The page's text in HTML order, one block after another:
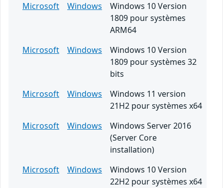
Microsoft
Windows
Windows 10 Version
1809 pour systèmes
ARM64
Microsoft
Windows
Windows 10 Version
1809 pour systèmes 32
bits
Microsoft
Windows
Windows 11 version
21H2 pour systèmes x64
Microsoft
Windows
Windows Server 2016
(Server Core
installation)
Microsoft
Windows
Windows 10 Version
22H2 pour systèmes x64